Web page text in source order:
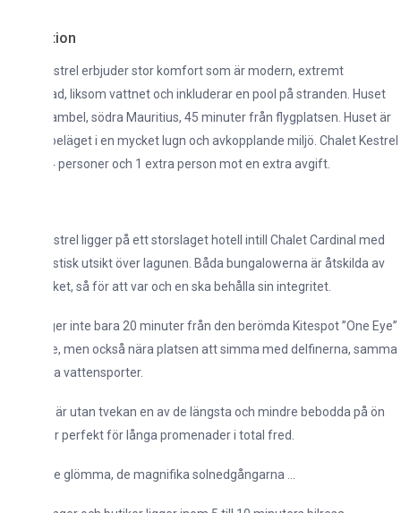
erbjuder stor komfort som är modern, extremt
liksom vattnet och inkluderar en pool på stranden. Huset
södra Mauritius, 45 minuter från flygplatsen. Huset är
i en mycket lugn och avkopplande miljö. Chalet Kestrel
personer och 1 extra person mot en extra avgift.
ligger på ett storslaget hotell intill Chalet Cardinal med
utsikt över lagunen. Båda bungalowerna är åtskilda av
så för att var och en ska behålla sin integritet.
inte bara 20 minuter från den berömda Kitespot ”One Eye”
men också nära platsen att simma med delfinerna, samma
vattensporter.
utan tvekan en av de längsta och mindre bebodda på ön
perfekt för långa promenader i total fred.
glömma, de magnifika solnedgångarna …